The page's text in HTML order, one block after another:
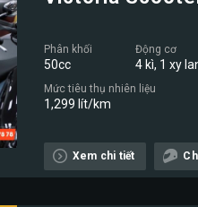
Phân khối
50cc
Động cơ
4 kì, 1 xy
Mức tiêu thụ nhiên liệu
1,299 lít/km
Xem chi tiết